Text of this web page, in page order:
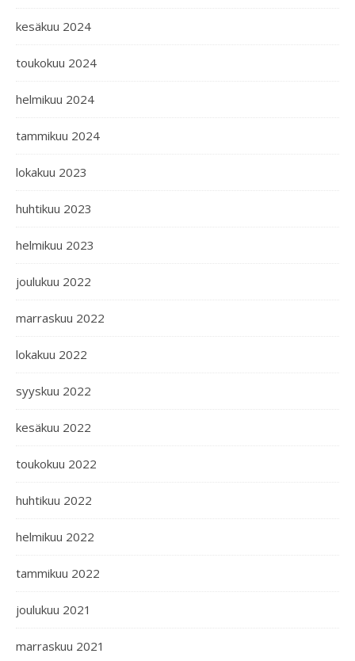
kesäkuu 2024
toukokuu 2024
helmikuu 2024
tammikuu 2024
lokakuu 2023
huhtikuu 2023
helmikuu 2023
joulukuu 2022
marraskuu 2022
lokakuu 2022
syyskuu 2022
kesäkuu 2022
toukokuu 2022
huhtikuu 2022
helmikuu 2022
tammikuu 2022
joulukuu 2021
marraskuu 2021